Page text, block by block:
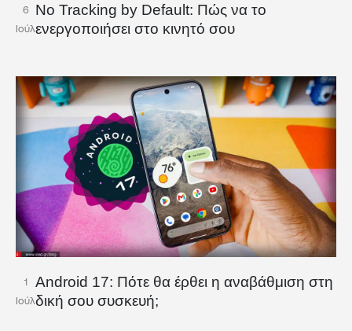
6
Ιούλ
No Tracking by Default: Πώς να το
ενεργοποιήσει στο κινητό σου
1
Ιούλ
Android 17: Πότε θα έρθει η αναβάθμιση στη
δική σου συσκευή;